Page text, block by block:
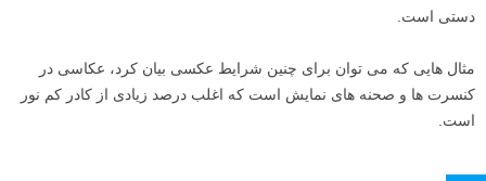
دستی است.
مثال هایی که می توان برای چنین شرایط عکسی بیان کرد، عکاسی در
کنسرت ها و صحنه های نمایش است که اغلب درصد زیادی از کادر کم نور
است.